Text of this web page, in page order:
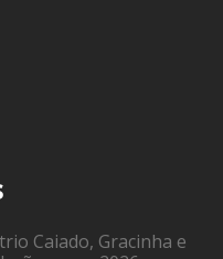
Caiado, Gracinha e